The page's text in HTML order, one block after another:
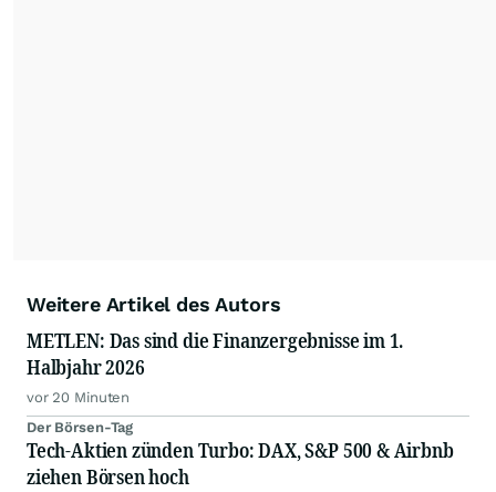
Weitere Artikel des Autors
METLEN: Das sind die Finanzergebnisse im 1.
Halbjahr 2026
vor 20 Minuten
Der Börsen-Tag
Tech-Aktien zünden Turbo: DAX, S&P 500 & Airbnb
ziehen Börsen hoch